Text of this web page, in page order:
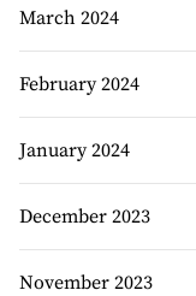
March 2024
February 2024
January 2024
December 2023
November 2023